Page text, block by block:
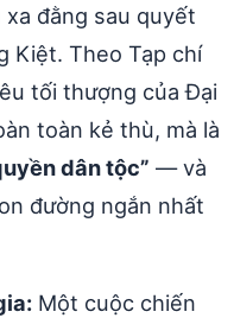
đằng sau quyết
Kiệt. Theo Tạp chí
tối thượng của Đại
toàn kẻ thù, mà là
dân tộc” — và
đường ngắn nhất
Một cuộc chiến